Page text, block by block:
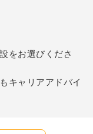
をお選びくださ
キャリアアドバイ